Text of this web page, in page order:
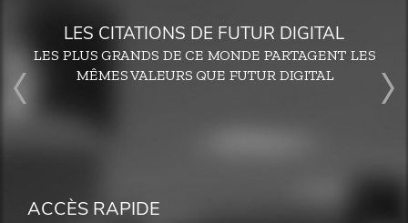
LES CITATIONS DE FUTUR DIGITAL
LES PLUS GRANDS DE CE MONDE PARTAGENT LES
MÊMES VALEURS QUE FUTUR DIGITAL
ACCÈS RAPIDE